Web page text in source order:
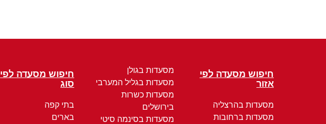
חיפוש מסעדה לפי
אזור
מסעדות בהרצליה
מסעדות ברחובות
מסעדות בגולן
מסעדות בגליל המערבי
מסעדות כשרות
בירושלים
מסעדות בסינמה סיטי
חיפוש מסעדה לפי
סוג
בתי קפה
בארים